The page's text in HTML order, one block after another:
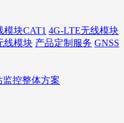
模块CAT1 4G-LTE无线模块
线模块 产品定制服务 GNSS
监控整体方案